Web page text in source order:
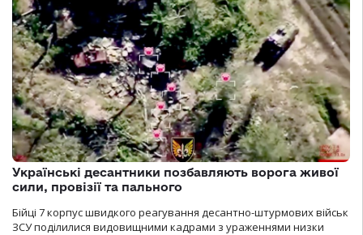
Українські десантники позбавляють ворога живої
сили, провізії та пального
Бійці 7 корпус швидкого реагування десантно-штурмових військ
ЗСУ поділилися видовищними кадрами з ураженнями низки